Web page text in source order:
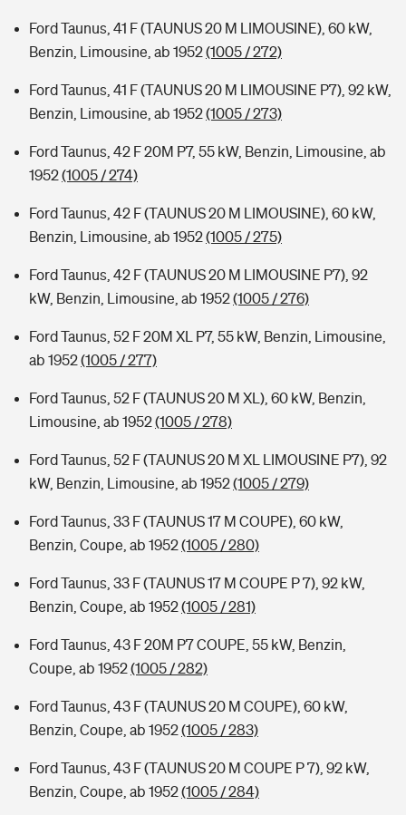
Ford Taunus, 41 F (TAUNUS 20 M LIMOUSINE), 60 kW,
Benzin, Limousine, ab 1952(1005 / 272)
Ford Taunus, 41 F (TAUNUS 20 M LIMOUSINE P7), 92 kW,
Benzin, Limousine, ab 1952(1005 / 273)
Ford Taunus, 42 F 20M P7, 55 kW, Benzin, Limousine, ab
1952(1005 / 274)
Ford Taunus, 42 F (TAUNUS 20 M LIMOUSINE), 60 kW,
Benzin, Limousine, ab 1952(1005 / 275)
Ford Taunus, 42 F (TAUNUS 20 M LIMOUSINE P7), 92
kW, Benzin, Limousine, ab 1952(1005 / 276)
Ford Taunus, 52 F 20M XL P7, 55 kW, Benzin, Limousine,
ab 1952(1005 / 277)
Ford Taunus, 52 F (TAUNUS 20 M XL), 60 kW, Benzin,
Limousine, ab 1952(1005 / 278)
Ford Taunus, 52 F (TAUNUS 20 M XL LIMOUSINE P7), 92
kW, Benzin, Limousine, ab 1952(1005 / 279)
Ford Taunus, 33 F (TAUNUS 17 M COUPE), 60 kW,
Benzin, Coupe, ab 1952(1005 / 280)
Ford Taunus, 33 F (TAUNUS 17 M COUPE P 7), 92 kW,
Benzin, Coupe, ab 1952(1005 / 281)
Ford Taunus, 43 F 20M P7 COUPE, 55 kW, Benzin,
Coupe, ab 1952(1005 / 282)
Ford Taunus, 43 F (TAUNUS 20 M COUPE), 60 kW,
Benzin, Coupe, ab 1952(1005 / 283)
Ford Taunus, 43 F (TAUNUS 20 M COUPE P 7), 92 kW,
Benzin, Coupe, ab 1952(1005 / 284)